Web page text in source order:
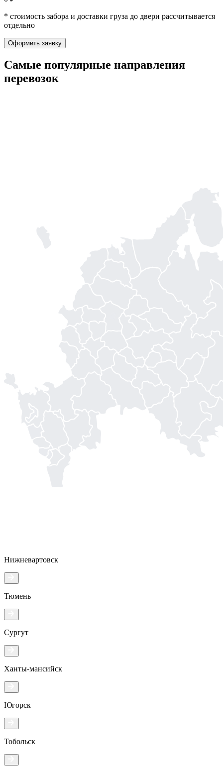
* стоимость забора и доставки груза до двери рассчитывается
отдельно
Оформить заявку
Самые популярные направления
перевозок
Нижневартовск
Тюмень
Сургут
Ханты-мансийск
Югорск
Тобольск